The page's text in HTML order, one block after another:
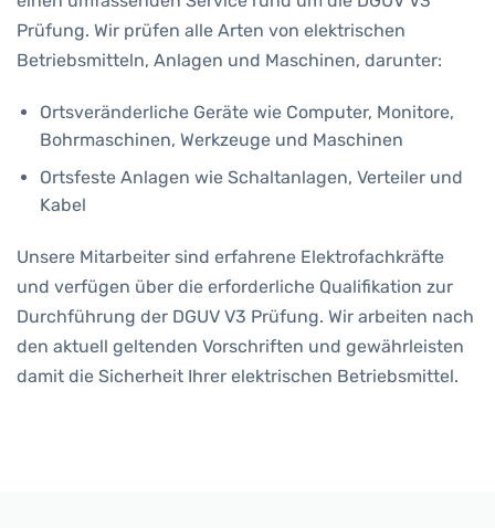
Prüfung. Wir prüfen alle Arten von elektrischen
Betriebsmitteln, Anlagen und Maschinen, darunter:
Ortsveränderliche Geräte wie Computer, Monitore,
Bohrmaschinen, Werkzeuge und Maschinen
Ortsfeste Anlagen wie Schaltanlagen, Verteiler und
Kabel
Unsere Mitarbeiter sind erfahrene Elektrofachkräfte
und verfügen über die erforderliche Qualifikation zur
Durchführung der DGUV V3 Prüfung. Wir arbeiten nach
den aktuell geltenden Vorschriften und gewährleisten
damit die Sicherheit Ihrer elektrischen Betriebsmittel.